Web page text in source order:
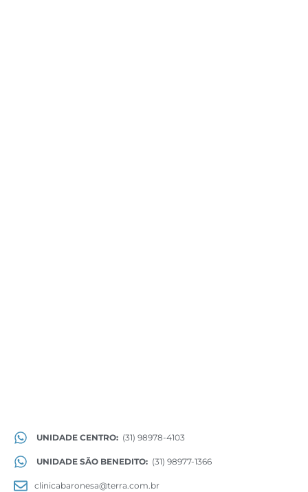
UNIDADE CENTRO: (31) 98978-4103
UNIDADE SÃO BENEDITO: (31) 98977-1366
clinicabaronesa@terra.com.br